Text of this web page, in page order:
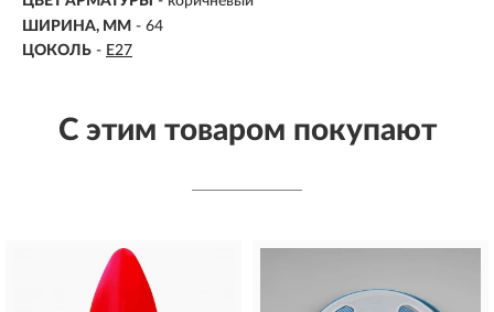
ШИРИНА, ММ - 64
ЦОКОЛЬ - E27
С этим товаром покупают